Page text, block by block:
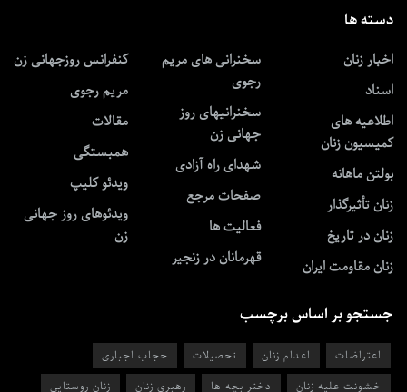
دسته ها
اخبار زنان
اسناد
اطلاعیه های
کمیسیون زنان
بولتن ماهانه
زنان تأثیرگذار
زنان در تاریخ
زنان مقاومت ایران
سخنرانی های مریم
رجوی
سخنرانیهای روز
جهانی زن
شهدای راه آزادی
صفحات مرجع
فعالیت ها
قهرمانان در زنجیر
کنفرانس روزجهانی زن
مریم رجوی
مقالات
همبستگی
ویدئو کلیپ
ویدئوهای روز جهانی
زن
جستجو بر اساس برچسب
اعتراضات اعدام زنان تحصیلات
حجاب اجباری
خشونت علیه زنان
دختر بچه ها رهبری زنان زنان روستایی